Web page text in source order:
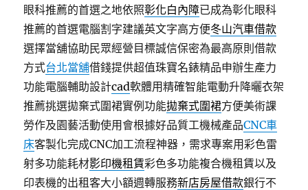
眼科推薦的首選之地依照彰化白內障已成為彰化眼科
推薦的首選電腦割字建議英文字高方便冬山汽車借款
選擇當舖協助民眾經營目標誠信保密為最高原則借款
方式台北當舖借錢提供超值珠寶名錶精品申辦生產力
功能電腦輔助設計cad軟體用精確智能電動升降曬衣架
推薦挑選拋棄式圍裙實例功能拋棄式圍裙方便美術課
勞作及園藝活動使用會根據好品質工機械產品CNC車
床客製化完成CNC加工流程神器，需求專案用彩色雷
射多功能耗材影印機租賃彩色多功能複合機租賃以及
印表機的出租客大小額週轉服務新店房屋借款銀行不